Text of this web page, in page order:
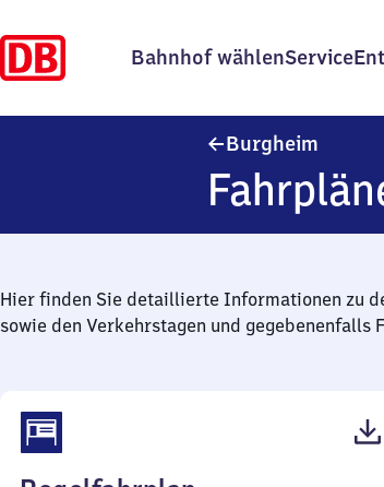
Bahnhof wählenService
Burgheim
Hier finden Sie detaillierte Informationen zu
sowie den Verkehrstagen und gegebenenfalls